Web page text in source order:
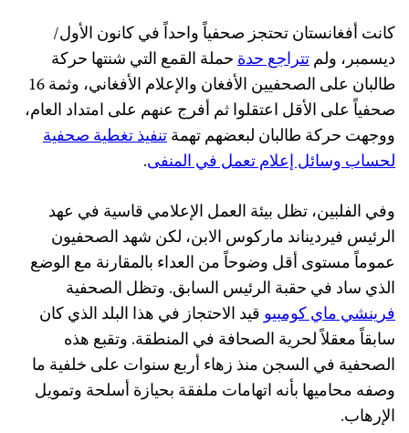
كانت أفغانستان تحتجز صحفياً واحداً في كانون الأول/
ديسمبر، ولمتتراجع حدةحملة القمع التي شنتها حركة
طالبان على الصحفيين الأفغان والإعلام الأفغاني، وثمة 16
صحفياً على الأقل اعتقلوا ثم أفرج عنهم على امتداد العام،
ووجهت حركة طالبان لبعضهم تهمةتنفيذ تغطية صحفية
لحساب وسائل إعلام تعمل في المنفى.
وفي الفلبين، تظل بيئة العمل الإعلامي قاسية في عهد
الرئيس فيرديناند ماركوس الابن، لكن شهد الصحفيون
عموماً مستوى أقل وضوحاً من العداء بالمقارنة مع الوضع
الذي ساد في حقبة الرئيس السابق. وتظل الصحفية
فرينشي ماي كومبيوقيد الاحتجاز في هذا البلد الذي كان
سابقاً معقلاً لحرية الصحافة في المنطقة. وتقبع هذه
الصحفية في السجن منذ زهاء أربع سنوات على خلفية ما
وصفه محاميها بأنه اتهامات ملفقة بحيازة أسلحة وتمويل
الإرهاب.